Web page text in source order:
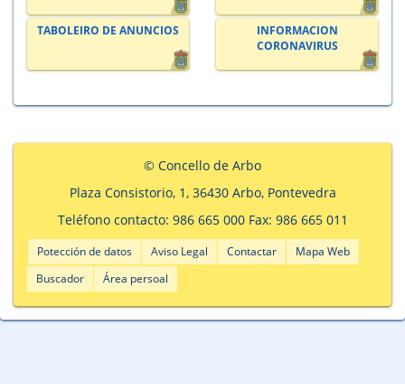
TABOLEIRO DE ANUNCIOS
INFORMACION
CORONAVIRUS
© Concello de Arbo
Plaza Consistorio, 1, 36430 Arbo, Pontevedra
Teléfono contacto: 986 665 000 Fax: 986 665 011
Potección de datos Aviso Legal Contactar
Mapa Web
Buscador
Área persoal